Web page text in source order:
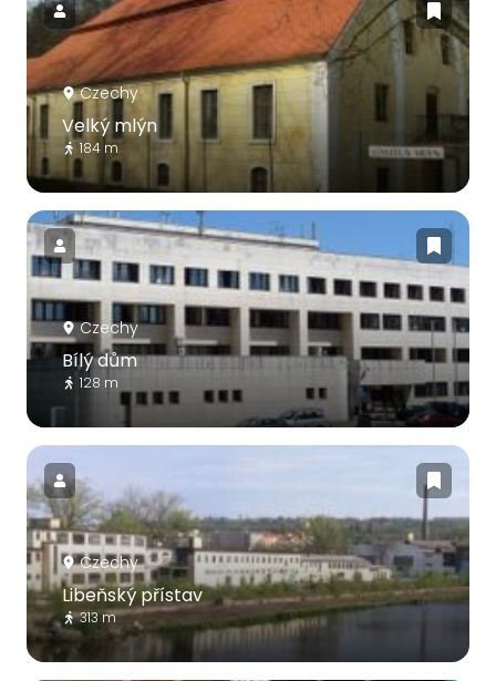
Czechy
Velký mlýn
184 m
Czechy
Bílý dům
128 m
Czechy
Libeňský přístav
313 m